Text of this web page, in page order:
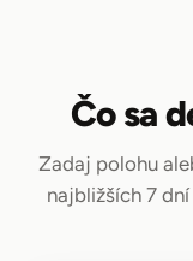
Čo sa
Zadaj polohu
najbližších 7